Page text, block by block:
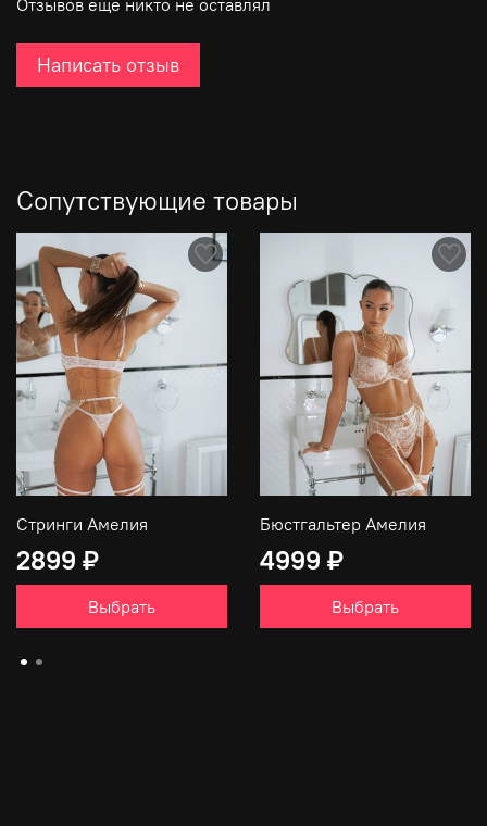
Написать отзыв
Сопутствующие товары
Стринги Амелия
2899 ₽
Выбрать
Бюстгальтер Амелия
4999 ₽
Выбрать